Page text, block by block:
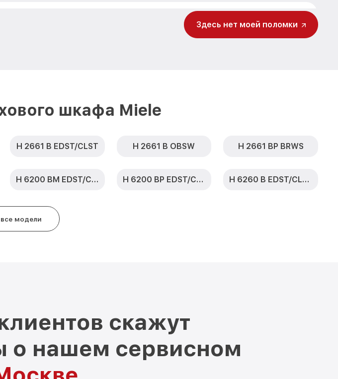
от 700₽ Заказать
от 500₽ Заказать
Здесь нет моей поломки
шкафа Miele
H 2661 B EDST/CLST H 2661 B OBSW H 2661 BP BRWS
H 6200 BM EDST/CLST H 6200 BP EDST/CLST H 6260 B EDST/CLST
модели
скажут
о нашем сервисном